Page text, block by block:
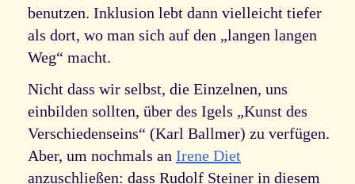
benutzen. Inklusion lebt dann vielleicht tiefer
als dort, wo man sich auf den „langen langen
Weg“ macht.
Nicht dass wir selbst, die Einzelnen, uns
einbilden sollten, über des Igels „Kunst des
Verschiedenseins“ (Karl Ballmer) zu verfügen.
Aber, um nochmals an Irene Diet
anzuschließen: dass Rudolf Steiner in diesem